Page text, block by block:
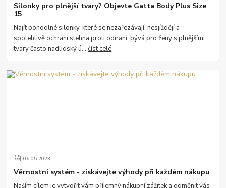
Silonky pro plnější tvary? Objevte Gatta Body Plus Size
15
Najít pohodlné silonky, které se nezařezávají, nesjíždějí a
spolehlivě ochrání stehna proti odírání, bývá pro ženy s plnějšími
tvary často nadlidský ú...číst celé
06.05.2023
Věrnostní systém - získávejte výhody při každém nákupu
Naším cílem je vytvořit vám příjemný nákupní zážitek a odměnit vás